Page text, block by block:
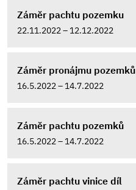
Záměr pachtu pozemku
22.11.2022 – 12.12.2022
Záměr pronájmu pozemků
16.5.2022 – 14.7.2022
Záměr pachtu pozemků
16.5.2022 – 14.7.2022
Záměr pachtu vinice díl